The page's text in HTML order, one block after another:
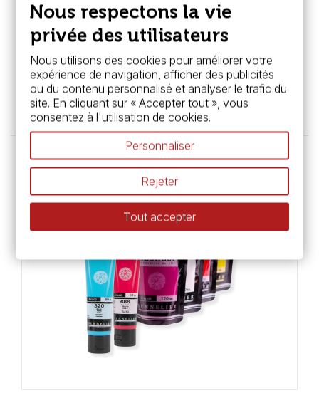
Sennelier
Fixatif pastel à l'huile d'Artigny -
Sennelier
14,95 €
Nous respectons la vie
privée des utilisateurs
Nous utilisons des cookies pour améliorer votre
expérience de navigation, afficher des publicités
ou du contenu personnalisé et analyser le trafic du
site. En cliquant sur « Accepter tout », vous
consentez à l'utilisation de cookies.
Personnaliser
Rejeter
Tout accepter